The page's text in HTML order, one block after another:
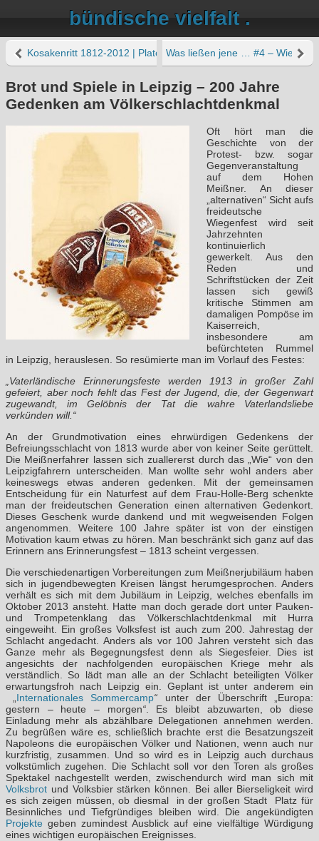
bündische vielfalt .
Kosakenritt 1812-2012 | Platoff preisen in Leipzig
Was ließen jene … #4 – Wie
Brot und Spiele in Leipzig – 200 Jahre
Gedenken am Völkerschlachtdenkmal
Oft hört man die
Geschichte von der
Protest- bzw. sogar
Gegenveranstaltung
auf dem Hohen
Meißner. An dieser
„alternativen“ Sicht aufs
freideutsche
Wiegenfest wird seit
Jahrzehnten
kontinuierlich
gewerkelt. Aus den
Reden und
Schriftstücken der Zeit
lassen sich gewiß
kritische Stimmen am
damaligen Pompöse im
Kaiserreich,
insbesondere am
befürchteten Rummel
in Leipzig, herauslesen. So resümierte man im Vorlauf des Festes:
„Vaterländische Erinnerungsfeste werden 1913 in großer Zahl
gefeiert, aber noch fehlt das Fest der Jugend, die, der Gegenwart
zugewandt, im Gelöbnis der Tat die wahre Vaterlandsliebe
verkünden will.“
An der Grundmotivation eines ehrwürdigen Gedenkens der
Befreiungsschlacht von 1813 wurde aber von keiner Seite gerüttelt.
Die Meißnerfahrer lassen sich zuallererst durch das „Wie“ von den
Leipzigfahrern unterscheiden. Man wollte sehr wohl anders aber
keineswegs etwas anderen gedenken. Mit der gemeinsamen
Entscheidung für ein Naturfest auf dem Frau-Holle-Berg schenkte
man der freideutschen Generation einen alternativen Gedenkort.
Dieses Geschenk wurde dankend und mit wegweisenden Folgen
angenommen. Weitere 100 Jahre später ist von der einstigen
Motivation kaum etwas zu hören. Man beschränkt sich ganz auf das
Erinnern ans Erinnerungsfest – 1813 scheint vergessen.
Die verschiedenartigen Vorbereitungen zum Meißnerjubiläum haben
sich in jugendbewegten Kreisen längst herumgesprochen. Anders
verhält es sich mit dem Jubiläum in Leipzig, welches ebenfalls im
Oktober 2013 ansteht. Hatte man doch gerade dort unter Pauken-
und Trompetenklang das Völkerschlachtdenkmal mit Hurra
eingeweiht. Ein großes Volksfest ist auch zum 200. Jahrestag der
Schlacht angedacht. Anders als vor 100 Jahren versteht sich das
Ganze mehr als Begegnungsfest denn als Siegesfeier. Dies ist
angesichts der nachfolgenden europäischen Kriege mehr als
verständlich. So lädt man alle an der Schlacht beteiligten Völker
erwartungsfroh nach Leipzig ein. Geplant ist unter anderem ein
Internationales Sommercamp“ unter der Überschrift „Europa:
gestern – heute – morgen“. Es bleibt abzuwarten, ob diese
Einladung mehr als abzählbare Delegationen annehmen werden.
Zu begrüßen wäre es, schließlich brachte erst die Besatzungszeit
Napoleons die europäischen Völker und Nationen, wenn auch nur
kurzfristig, zusammen. Und so wird es in Leipzig auch durchaus
volkstümlich zugehen. Die Schlacht soll vor den Toren als großes
Spektakel nachgestellt werden, zwischendurch wird man sich mit
Volksbrot und Volksbier stärken können. Bei aller Bierseligkeit wird
es sich zeigen müssen, ob diesmal in der großen Stadt Platz für
Besinnliches und Tiefgründiges bleiben wird. Die angekündigten
Projekte geben zumindest Ausblick auf eine vielfältige Würdigung
eines wichtigen europäischen Ereignisses.